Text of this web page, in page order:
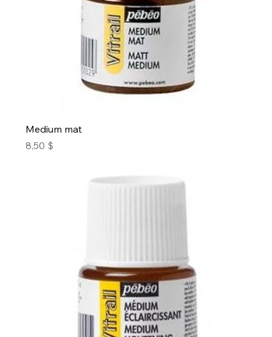
Medium mat
Prix
8,50 $